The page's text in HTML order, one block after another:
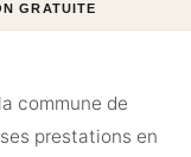
GRATUITE
commune de
prestations en